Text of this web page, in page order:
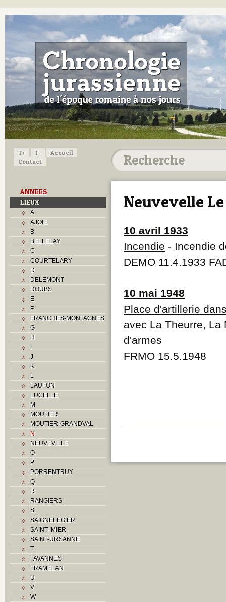
T+ T-
Accueil
Contact
ANNEES
LIEUX
A
AJOIE
B
BELLELAY
C
COURTELARY
D
DELEMONT
DOUBS
E
F
FRANCHES-MONTAGNES
G
H
I
J
K
L
LAUFON
LUCELLE
M
MOUTIER
MOUTIER-GRANDVAL
N
NEUVEVILLE
O
P
PORRENTRUY
Q
R
RANGIERS
S
SAIGNELEGIER
SAINT-IMIER
SAINT-URSANNE
T
TAVANNES
TRAMELAN
U
V
W
Neuvevelle
10 avril 1933
Incendie - Incendie
DEMO 11.4.1933
10 mai 1948
Place d'artillerie
avec La Theurre, La
d'armes
FRMO 15.5.1948